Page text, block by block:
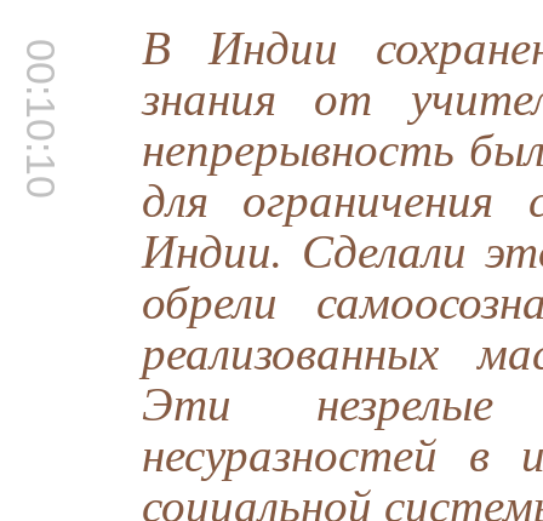
00:10:10 В Индии
знания от
непрерывность
для
Индии. Сделали
обрели
реализованных
Эти
несуразностей в
социальной